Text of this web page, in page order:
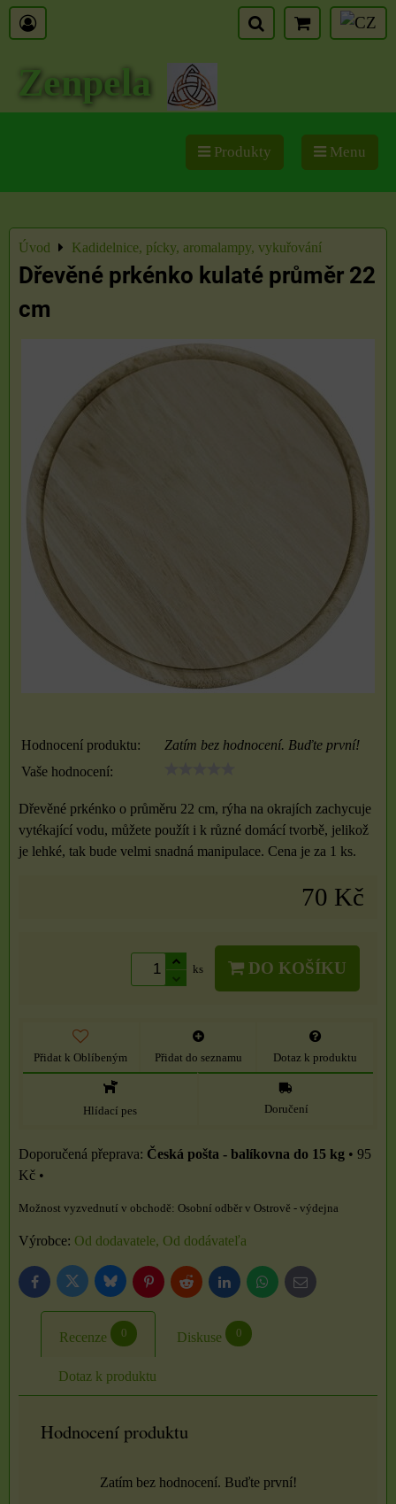
Zenpela
Produkty Menu
Úvod Kadidelnice, pícky, aromalampy, vykuřování
Dřevěné prkénko kulaté průměr 22
cm
Hodnocení produktu:
Zatím bez hodnocení. Buďte první!
Vaše hodnocení:
Dřevěné prkénko o průměru 22 cm, rýha na okrajích zachycuje
vytékající vodu, můžete použít i k různé domácí tvorbě, jelikož
je lehké, tak bude velmi snadná manipulace. Cena je za 1 ks.
70 Kč
ks DO KOŠÍKU
Přidat k Oblíbeným Přidat do seznamu Dotaz k produktu
Hlídací pes Doručení
Česká pošta - balíkovna do 15 kg • 95
Kč •
Osobní odběr v Ostrově - výdejna
Výrobce: Od dodavatele, Od dodávateľa
FacebookTwitter BlueskyPinterestReddit LinkedInWhatsApp
E-
mail
Recenze 0 Diskuse 0
Dotaz k produktu
Hodnocení produktu
Zatím bez hodnocení. Buďte první!